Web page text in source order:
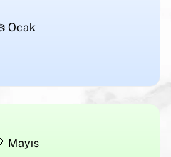
Ocak
Mayıs